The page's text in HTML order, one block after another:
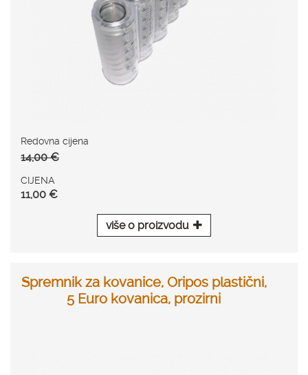
Redovna cijena
14,00 €
CIJENA
11,00 €
više o proizvodu
Spremnik za kovanice, Oripos plastični,
5 Euro kovanica, prozirni